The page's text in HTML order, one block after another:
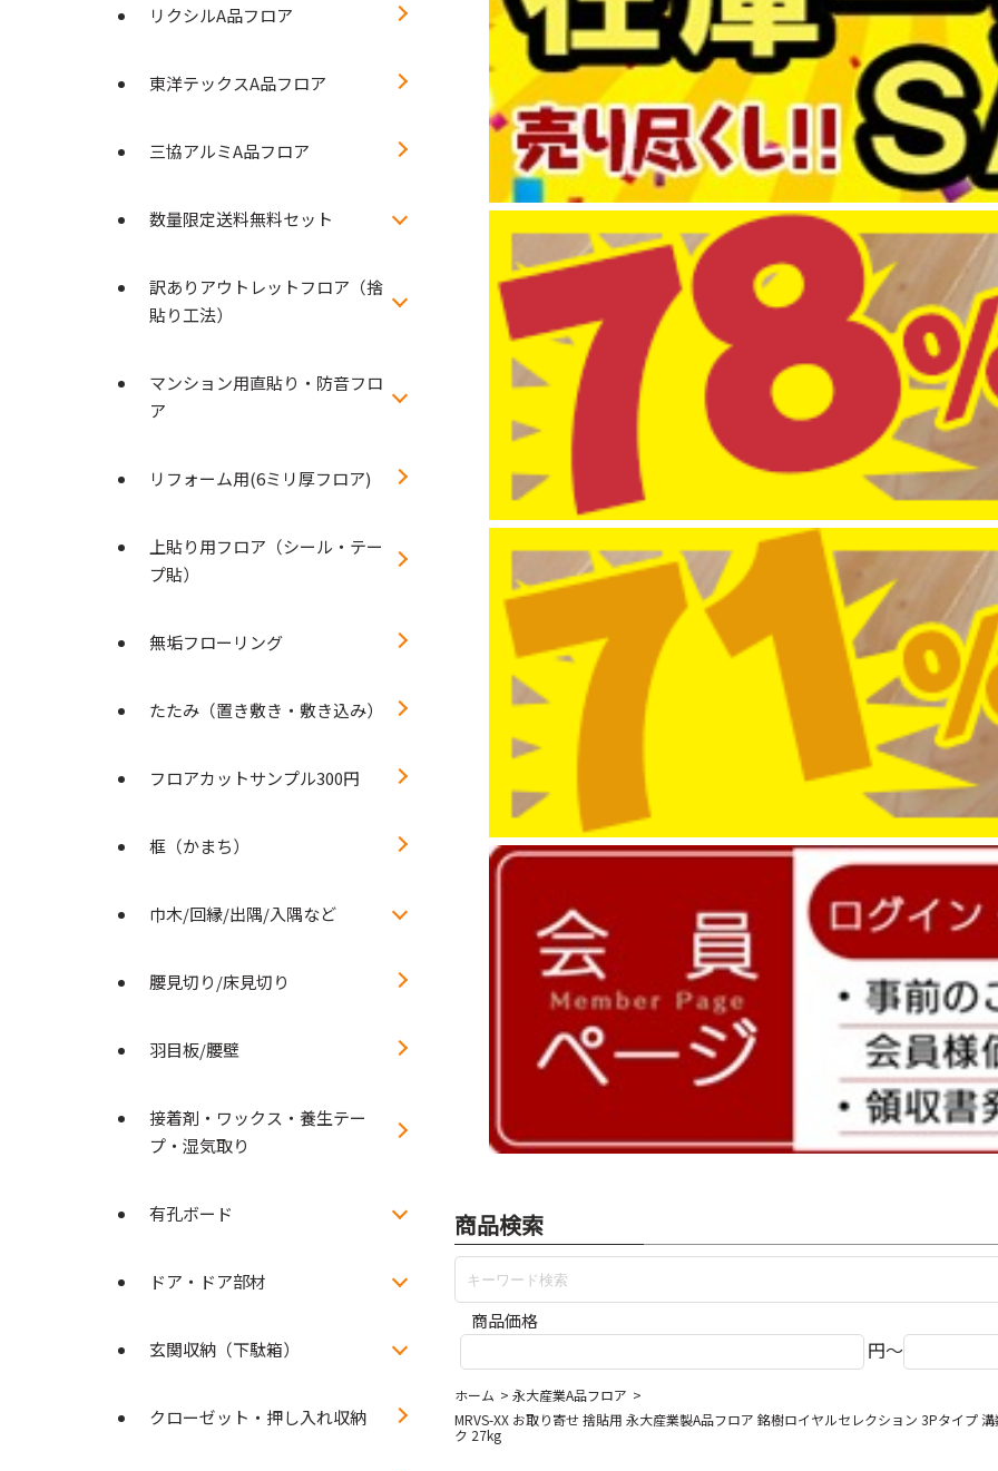
商品検索
商品価格
円～
ホーム
永大産業A品フロア
MRVS-XX お取り寄せ 捨貼用 永大産業製A品フロア 銘樹ロイヤルセレクション 3Pタイプ
ク 27kg
リクシルA品フロア
東洋テックスA品フロア
三協アルミA品フロア
数量限定送料無料セット
訳ありアウトレットフロア（捨
貼り工法）
マンション用直貼り・防音フロ
ア
リフォーム用(6ミリ厚フロア)
上貼り用フロア（シール・テー
プ貼）
無垢フローリング
たたみ（置き敷き・敷き込み）
フロアカットサンプル300円
框（かまち）
巾木/回縁/出隅/入隅など
腰見切り/床見切り
羽目板/腰壁
接着剤・ワックス・養生テー
プ・湿気取り
有孔ボード
ドア・ドア部材
玄関収納（下駄箱）
クローゼット・押し入れ収納